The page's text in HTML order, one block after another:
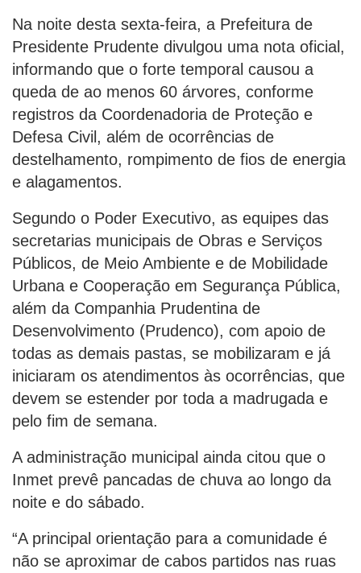
Na noite desta sexta-feira, a Prefeitura de
Presidente Prudente divulgou uma nota oficial,
informando que o forte temporal causou a
queda de ao menos 60 árvores, conforme
registros da Coordenadoria de Proteção e
Defesa Civil, além de ocorrências de
destelhamento, rompimento de fios de energia
e alagamentos.
Segundo o Poder Executivo, as equipes das
secretarias municipais de Obras e Serviços
Públicos, de Meio Ambiente e de Mobilidade
Urbana e Cooperação em Segurança Pública,
além da Companhia Prudentina de
Desenvolvimento (Prudenco), com apoio de
todas as demais pastas, se mobilizaram e já
iniciaram os atendimentos às ocorrências, que
devem se estender por toda a madrugada e
pelo fim de semana.
A administração municipal ainda citou que o
Inmet prevê pancadas de chuva ao longo da
noite e do sábado.
“A principal orientação para a comunidade é
não se aproximar de cabos partidos nas ruas